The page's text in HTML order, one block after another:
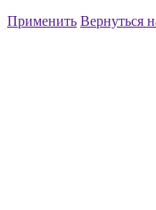
Применить Вернуться